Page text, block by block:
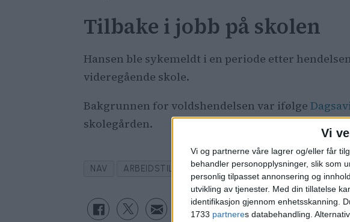
Vi
Vi og partnerne våre lagrer og/eller får
behandler personopplysninger, slik som
personlig tilpasset annonsering og
utvikling av tjenester. Med din tillatelse
identifikasjon gjennom enhetsskanning.
1733 partneres databehandling.
Tilbake i jobb på skolen
Hansen ble sykemeldt i en periode etter
videregående skole.
Bakgrunnen for voldshendelsen var ifølge
skolegården.
NAV ARBEIDSTILSYNET ASTRID GRYTTE BYDEL